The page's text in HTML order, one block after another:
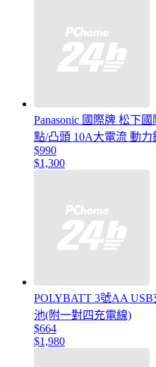
Panasonic 國際牌 松下
點/凸頭 10A大電流 動
$990
$1,300
POLYBATT 3號AA
池(附一對四充電線)
$664
$1,980